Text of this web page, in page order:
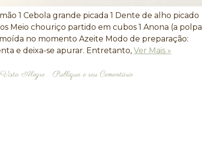
1 Cebola grande picada 1 Dente de alho picado
Meio chouriço partido em cubos 1 Anona (a polpa
no momento Azeite Modo de preparação:
e deixa-se apurar. Entretanto, Ver Mais »
Vista Alegre Publique o seu Comentário